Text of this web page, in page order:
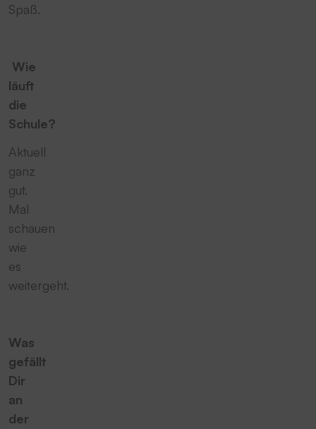
Spaß.
Wie
läuft
die
Schule?
Aktuell
ganz
gut.
Mal
schauen
wie
es
weitergeht.
Was
gefällt
Dir
an
der